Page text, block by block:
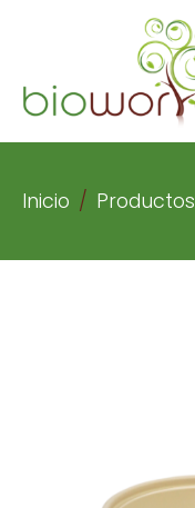
Inicio Productos